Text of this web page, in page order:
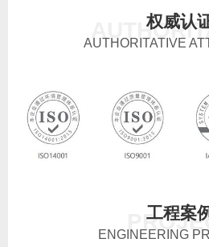
权威认
AUTHORITATIVE
工程案
ENGINEERING